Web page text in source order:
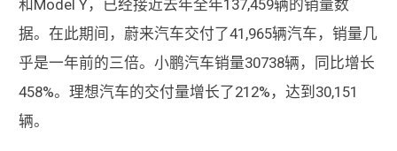
和Model Y，已经接近去年全年137,459辆的销量数
据。在此期间，蔚来汽车交付了41,965辆汽车，销量几
乎是一年前的三倍。小鹏汽车销量30738辆，同比增长
458%。理想汽车的交付量增长了212%，达到30,151
辆。